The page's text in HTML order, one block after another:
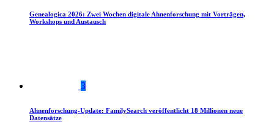
Genealogica 2026: Zwei Wochen digitale Ahnenforschung mit Vorträgen,
Workshops und Austausch
3
Ahnenforschung-Update: FamilySearch veröffentlicht 18 Millionen neue
Datensätze